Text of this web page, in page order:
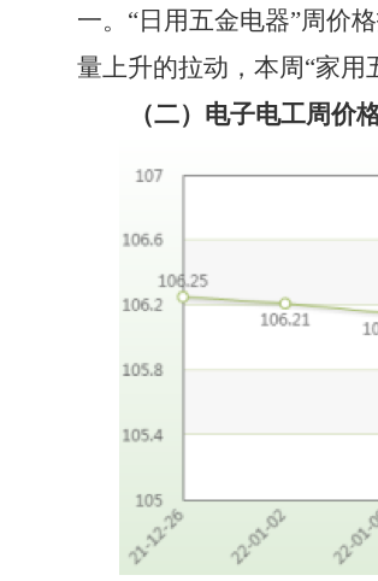
一。 “日用五金电器”周价
量上升的拉动，本周“家用
（二）电子电工周价